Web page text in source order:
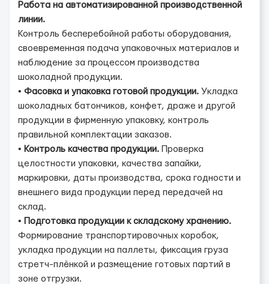
Работа на автоматизированной производственной
линии.
Контроль бесперебойной работы оборудования,
своевременная подача упаковочных материалов и
наблюдение за процессом производства
шоколадной продукции.
• Фасовка и упаковка готовой продукции. Укладка
шоколадных батончиков, конфет, драже и другой
продукции в фирменную упаковку, контроль
правильной комплектации заказов.
• Контроль качества продукции. Проверка
целостности упаковки, качества запайки,
маркировки, даты производства, срока годности и
внешнего вида продукции перед передачей на
склад.
•
Подготовка продукции к складскому хранению.
Формирование транспортировочных коробок,
укладка продукции на паллеты, фиксация груза
стретч-плёнкой и размещение готовых партий в
зоне отгрузки.